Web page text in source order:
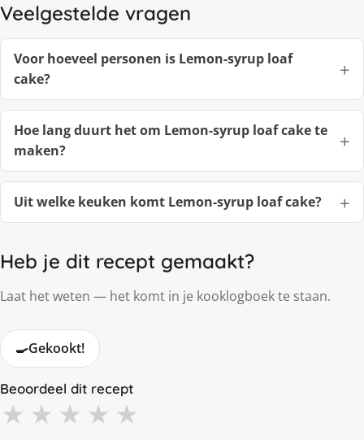
Veelgestelde vragen
Voor hoeveel personen is Lemon-syrup loaf
cake?
Hoe lang duurt het om Lemon-syrup loaf cake te
maken?
Uit welke keuken komt Lemon-syrup loaf cake?
Heb je dit recept gemaakt?
Laat het weten — het komt in je kooklogboek te staan.
🍳Gekookt!
Beoordeel dit recept
★ ★ ★ ★ ★